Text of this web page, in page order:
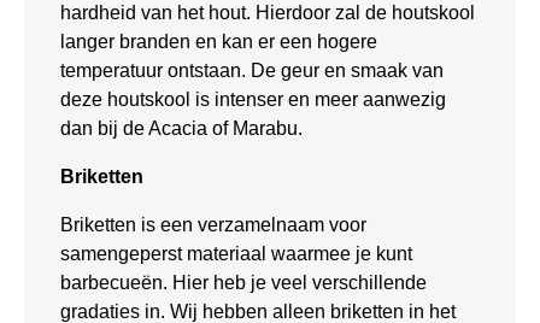
hardheid van het hout. Hierdoor zal de houtskool
langer branden en kan er een hogere
temperatuur ontstaan. De geur en smaak van
deze houtskool is intenser en meer aanwezig
dan bij de Acacia of Marabu.
Briketten
Briketten is een verzamelnaam voor
samengeperst materiaal waarmee je kunt
barbecueën. Hier heb je veel verschillende
gradaties in. Wij hebben alleen briketten in het